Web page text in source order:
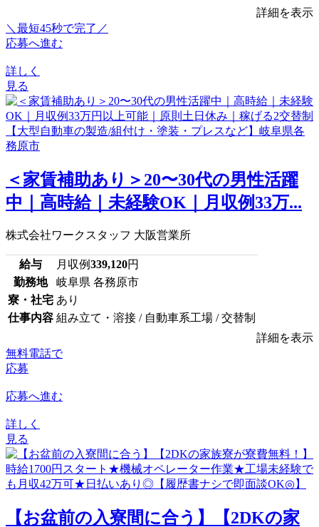
詳細を表示
＼最短45秒で完了／
応募へ進む
詳しく
見る
＜家賃補助あり＞20〜30代の男性活躍
中｜高時給｜未経験OK｜月収例33万...
株式会社ワークスタッフ 大阪営業所
給与 月収例339,120円
勤務地
岐阜県 各務原市
寮・社宅 あり
仕事内容 組み立て・溶接 / 自動車系工場 / 交替制
詳細を表示
無料電話で
応募
応募へ進む
詳しく
見る
【お盆前の入寮間に合う】【2DKの家